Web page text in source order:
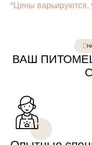
*Цены варьируются,
ВАШ